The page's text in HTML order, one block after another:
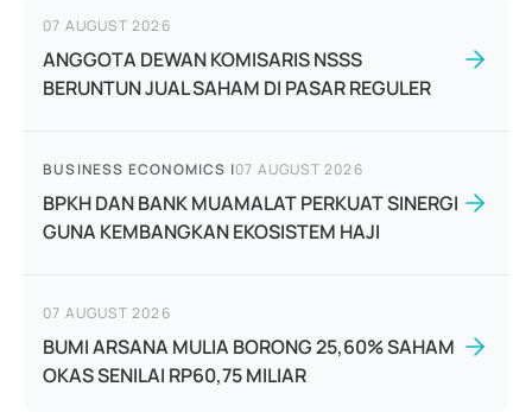
07 AUGUST 2026
ANGGOTA DEWAN KOMISARIS NSSS
BERUNTUN JUAL SAHAM DI PASAR REGULER
BUSINESS ECONOMICS |07 AUGUST 2026
BPKH DAN BANK MUAMALAT PERKUAT SINERGI
GUNA KEMBANGKAN EKOSISTEM HAJI
07 AUGUST 2026
BUMI ARSANA MULIA BORONG 25,60% SAHAM
OKAS SENILAI RP60,75 MILIAR